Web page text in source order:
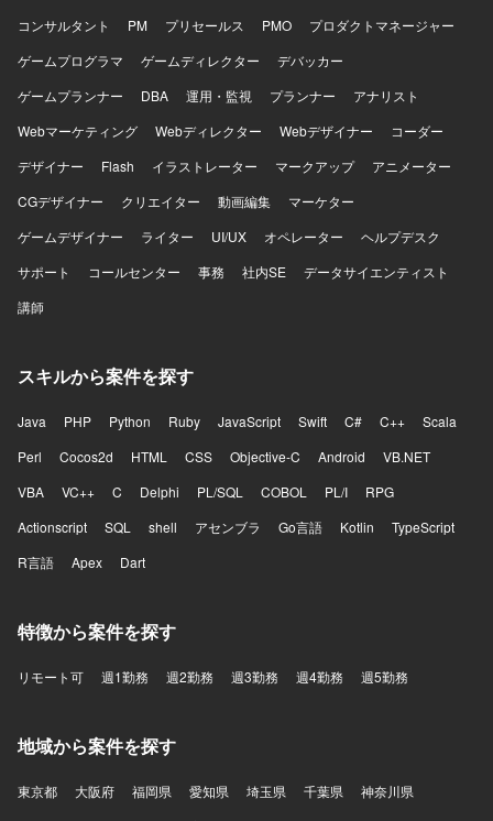
コンサルタント
PM プリセールス PMO
プロダクトマネージャー
ゲームプログラマ
ゲームディレクター
デバッカー
ゲームプランナー
DBA 運用・監視 プランナー
アナリスト
Webマーケティング
Webディレクター Webデザイナー
コーダー
デザイナー
Flash イラストレーター マークアップ
アニメーター
CGデザイナー
クリエイター 動画編集
マーケター
ゲームデザイナー
ライター UI/UX オペレーター
ヘルプデスク
サポート
コールセンター 事務 社内SE
データサイエンティスト
講師
スキルから案件を探す
Java PHP Python Ruby JavaScript Swift C# C++
Scala
Perl
Cocos2d HTML CSS Objective-C Android
VB.NET
VBA
VC++ C Delphi PL/SQL COBOL PL/I
RPG
Actionscript
SQL shell アセンブラ Go言語 Kotlin
TypeScript
R言語
Apex Dart
特徴から案件を探す
リモート可 週1勤務 週2勤務 週3勤務 週4勤務 週5勤務
地域から案件を探す
東京都 大阪府 福岡県 愛知県 埼玉県 千葉県
神奈川県